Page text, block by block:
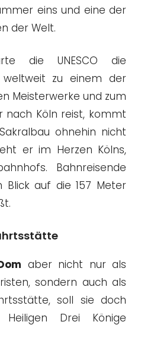
eins und eine der
der Welt.
die UNESCO die
zu einem der
Meisterwerke und zum
nach Köln reist, kommt
ohnehin nicht
er im Herzen Kölns,
Bahnreisende
auf die 157 Meter
aber nicht nur als
sondern auch als
soll sie doch
Drei Könige